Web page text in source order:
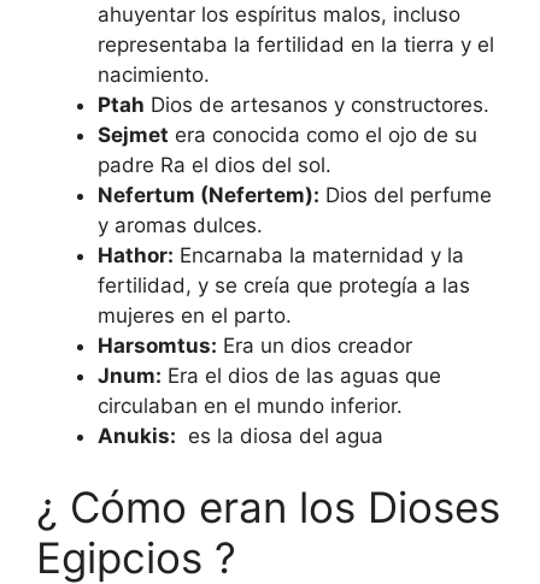
ahuyentar los espíritus malos, incluso
representaba la fertilidad en la tierra y el
nacimiento.
Ptah Dios de artesanos y constructores.
Sejmet era conocida como el ojo de su
padre Ra el dios del sol.
Nefertum (Nefertem): Dios del perfume
y aromas dulces.
Hathor: Encarnaba la maternidad y la
fertilidad, y se creía que protegía a las
mujeres en el parto.
Harsomtus: Era un dios creador
Jnum: Era el dios de las aguas que
circulaban en el mundo inferior.
Anukis: es la diosa del agua
¿ Cómo eran los Dioses
Egipcios ?